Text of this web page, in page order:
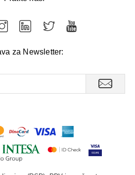
za Newsletter: